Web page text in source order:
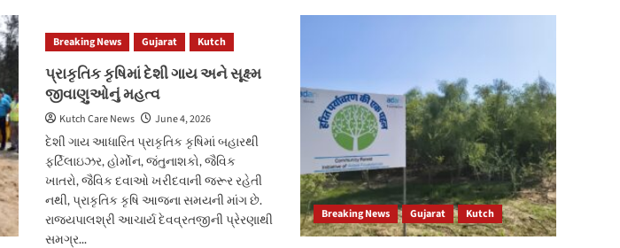
બેચના
જી.
એસ.
તાત્કાલિક
અસરથી
સંભાળશે
DGP
પદ
હવે
બની
‘ફેસલેસ, કેશલેસ
અને
પેપરલેસ’
Breaking News Gujarat Kutch
પ્રાકૃતિક કૃષિમાં દેશી ગાય અને સૂક્ષ્મ
જીવાણુઓનું મહત્વ
Kutch Care News
June 4, 2026
દેશી ગાય આધારિત પ્રાકૃતિક કૃષિમાં બહારથી
ફર્ટિલાઇઝર, હોર્મોન, જંતુનાશકો, જૈવિક
ખાતરો, જૈવિક દવાઓ ખરીદવાની જરૂર રહેતી
નથી, પ્રાકૃતિક કૃષિ આજના સમયની માંગ છે.
રાજ્યપાલશ્રી આચાર્ય દેવવ્રતજીની પ્રેરણાથી
સમગ્ર...
Breaking News Gujarat Kutch